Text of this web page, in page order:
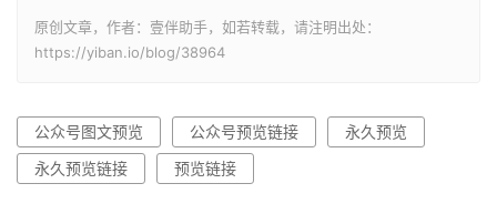
原创文章，作者：壹伴助手，如若转载，请注明出处：
https://yiban.io/blog/38964
公众号图文预览 公众号预览链接
永久预览
永久预览链接
预览链接